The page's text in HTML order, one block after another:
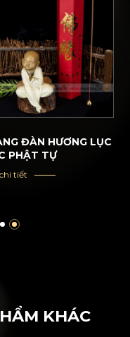
ĐÀN HƯƠNG LỤC
PHẬT TỰ
tiết
KHÁC